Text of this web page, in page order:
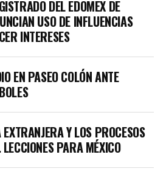
DEL EDOMEX DE
USO DE INFLUENCIAS
INTERESES
EN PASEO COLÓN ANTE
Y LOS PROCESOS
PARA MÉXICO